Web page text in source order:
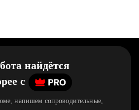
найдётся
c
напишем сопроводительные,